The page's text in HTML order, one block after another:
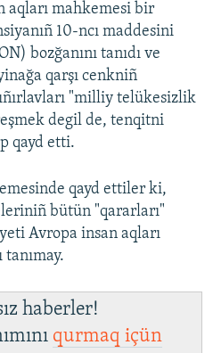
aqları mahkemesi bir
10-ncı maddesini
bozğanını tanıdı ve
qarşı cenkniñ
"milliy telükesizlik
degil de, tenqitni
qayd etti.
qayd ettiler ki,
bütün "qararları"
Avropa insan aqları
haberler!
qurmaq içün